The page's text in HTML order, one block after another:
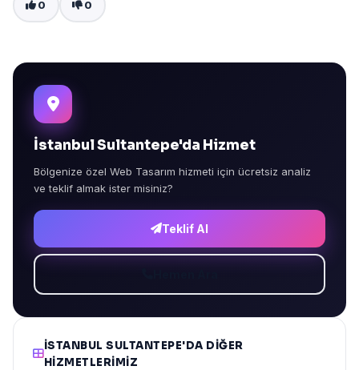
0 0
İstanbul Sultantepe'da Hizmet
Bölgenize özel Web Tasarım hizmeti için ücretsiz analiz
ve teklif almak ister misiniz?
Teklif Al
İSTANBUL SULTANTEPE'DA DIĞER
HIZMETLERIMIZ